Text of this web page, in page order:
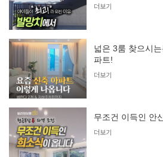
더보기
넓은 3룸 찾으시
파트!
더보기
무조건 이득인 안
더보기